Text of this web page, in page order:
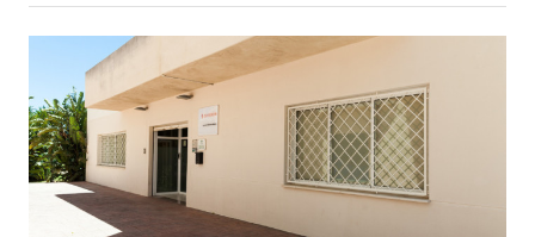
免费接送
免费停车
价格